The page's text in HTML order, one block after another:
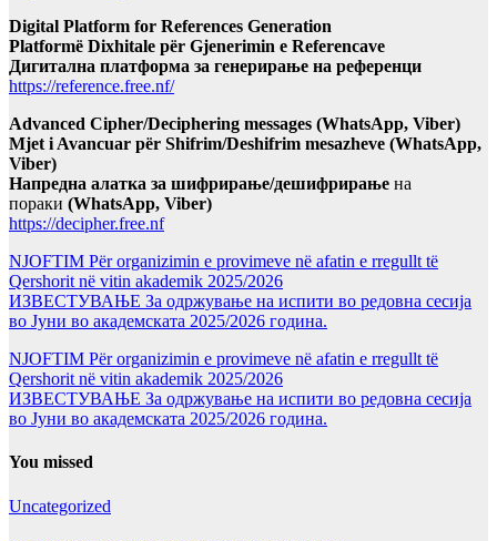
Digital Platform for References Generation
Platformë Dixhitale për Gjenerimin e Referencave
Дигитална платформа за генерирање на референци
https://reference.free.nf/
Advanced Cipher/Deciphering messages (WhatsApp, Viber)
Mjet i Avancuar për Shifrim/Deshifrim mesazheve (WhatsApp,
Viber)
Напредна алатка за шифрирање/дешифрирање на
пораки (WhatsApp, Viber)
https://decipher.free.nf
NJOFTIM Për organizimin e provimeve në afatin e rregullt të
Qershorit në vitin akademik 2025/2026
ИЗВЕСТУВАЊЕ За одржување на испити во редовна сесија
во Јуни во академската 2025/2026 година.
NJOFTIM Për organizimin e provimeve në afatin e rregullt të
Qershorit në vitin akademik 2025/2026
ИЗВЕСТУВАЊЕ За одржување на испити во редовна сесија
во Јуни во академската 2025/2026 година.
You missed
Uncategorized